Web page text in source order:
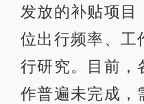
发放的补贴项目
位出行频率、工
行研究。目前，
作普遍未完成，